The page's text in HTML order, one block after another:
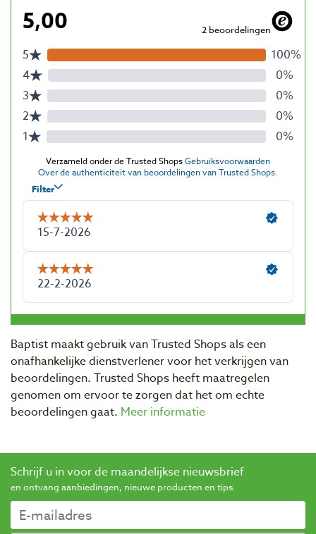
Baptist maakt gebruik van Trusted Shops als een
onafhankelijke dienstverlener voor het verkrijgen van
beoordelingen. Trusted Shops heeft maatregelen
genomen om ervoor te zorgen dat het om echte
beoordelingen gaat. Meer informatie
Schrijf u in voor de maandelijkse nieuwsbrief
en ontvang aanbiedingen, nieuwe producten en tips.